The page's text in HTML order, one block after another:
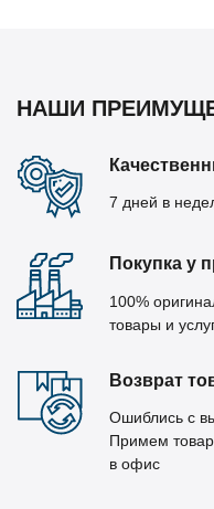
НАШИ
7 дней в
Покупка у
100%
товары и
Возврат
Ошиблись с
Примем
в офис